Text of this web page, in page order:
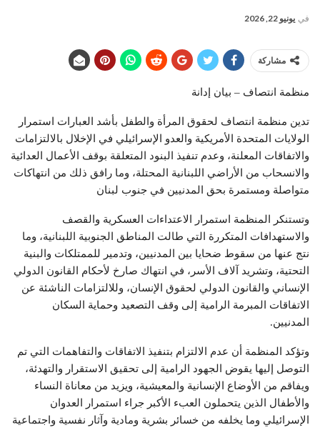
في يونيو 22, 2026
مشاركة
منظمة انتصاف – بيان إدانة
تدين منظمة انتصاف لحقوق المرأة والطفل بأشد العبارات استمرار
الولايات المتحدة الأمريكية والعدو الإسرائيلي في الإخلال بالالتزامات
والاتفاقات المعلنة، وعدم تنفيذ البنود المتعلقة بوقف الأعمال العدائية
والانسحاب من الأراضي اللبنانية المحتلة، وما رافق ذلك من انتهاكات
متواصلة ومستمرة بحق المدنيين في جنوب لبنان
وتستنكر المنظمة استمرار الاعتداءات العسكرية والقصف
والاستهدافات المتكررة التي طالت المناطق الجنوبية اللبنانية، وما
نتج عنها من سقوط ضحايا بين المدنيين، وتدمير للممتلكات والبنية
التحتية، وتشريد آلاف الأسر، في انتهاك صارخ لأحكام القانون الدولي
الإنساني والقانون الدولي لحقوق الإنسان، وللالتزامات الناشئة عن
الاتفاقات المبرمة الرامية إلى وقف التصعيد وحماية السكان
المدنيين.
وتؤكد المنظمة أن عدم الالتزام بتنفيذ الاتفاقات والتفاهمات التي تم
التوصل إليها يقوض الجهود الرامية إلى تحقيق الاستقرار والتهدئة،
ويفاقم من الأوضاع الإنسانية والمعيشية، ويزيد من معاناة النساء
والأطفال الذين يتحملون العبء الأكبر جراء استمرار العدوان
الإسرائيلي وما يخلفه من خسائر بشرية ومادية وآثار نفسية واجتماعية